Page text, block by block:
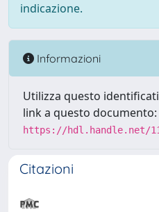
indicazione.
Informazioni
Utilizza questo
link a questo documento:
https://hdl.handle.net/
Citazioni